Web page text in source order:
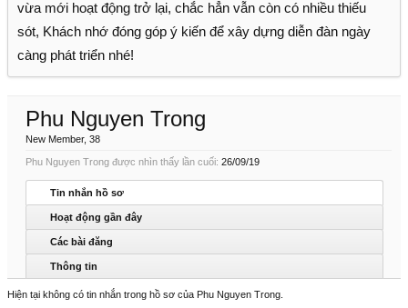
vừa mới hoạt động trở lại, chắc hẳn vẫn còn có nhiều thiếu
sót, Khách nhớ đóng góp ý kiến để xây dựng diễn đàn ngày
càng phát triển nhé!
Phu Nguyen Trong
New Member, 38
Phu Nguyen Trong được nhìn thấy lần cuối: 26/09/19
Tin nhắn hồ sơ
Hoạt động gần đây
Các bài đăng
Thông tin
Hiện tại không có tin nhắn trong hồ sơ của Phu Nguyen Trong.